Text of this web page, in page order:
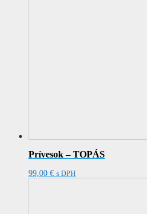
Prívesok – TOPÁS
99,00 € s DPH